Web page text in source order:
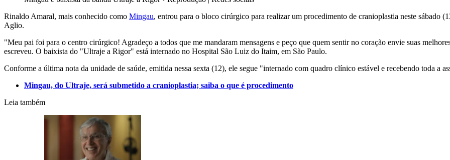
Rinaldo Amaral, mais conhecido como Mingau, entrou para o bloco cirúrgico para realizar um procedimento de cranioplastia neste sábado
Aglio.
"Meu pai foi para o centro cirúrgico! Agradeço a todos que me mandaram mensagens e peço que quem sentir no coração envie suas
escreveu. O baixista do "Ultraje a Rigor" está internado no Hospital São Luiz do Itaim, em São Paulo.
Conforme a última nota da unidade de saúde, emitida nessa sexta (12), ele segue "internado com quadro clínico estável e recebendo toda a
Mingau, do Ultraje, será submetido a cranioplastia; saiba o que é procedimento
Leia também